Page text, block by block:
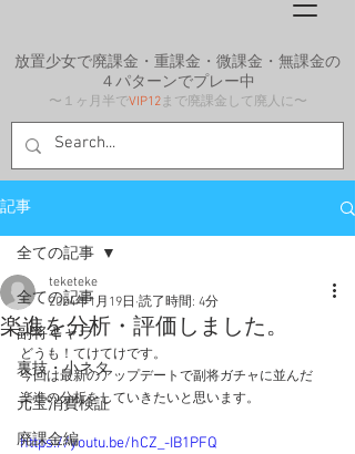
放置少女で廃課金・重課金・微課金・無課金の
４パターンでプレー中
〜１ヶ月半でVIP12まで廃課金して廃人に〜
記事
全ての記事
副将キャラ
裏技・小ネタ
元宝消費検証
廃課金編
全ての記事
楽進を分析・評価しました。
teketeke
2024年1月19日 読了時間: 4分
どうも！てけてけです。
今回は最新のアップデートで副将ガチャに並んだ
楽進の分析をしていきたいと思います。
https://youtu.be/hCZ_-IB1PFQ